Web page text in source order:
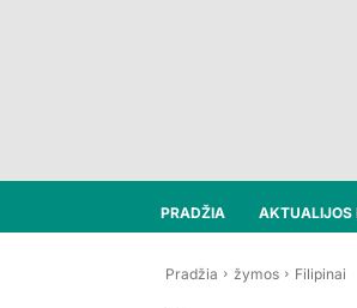
PRADŽIA AKTUALIJOS
Pradžia žymos Filipinai